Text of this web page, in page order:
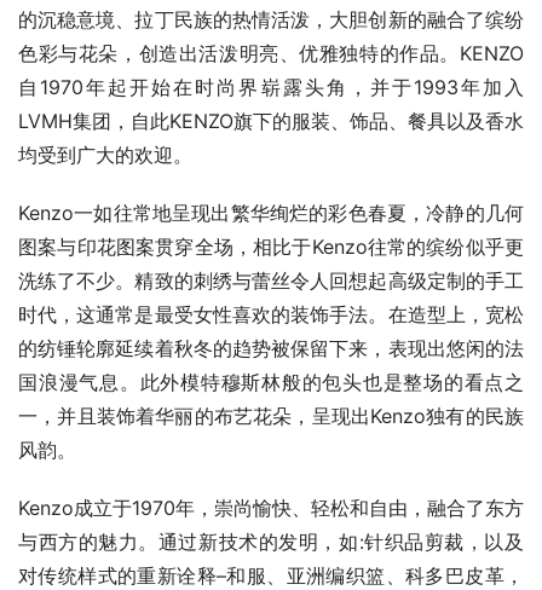
的沉稳意境、拉丁民族的热情活泼，大胆创新的融合了缤纷
色彩与花朵，创造出活泼明亮、优雅独特的作品。KENZO
自1970年起开始在时尚界崭露头角，并于1993年加入
LVMH集团，自此KENZO旗下的服装、饰品、餐具以及香水
均受到广大的欢迎。
Kenzo一如往常地呈现出繁华绚烂的彩色春夏，冷静的几何
图案与印花图案贯穿全场，相比于Kenzo往常的缤纷似乎更
洗练了不少。精致的刺绣与蕾丝令人回想起高级定制的手工
时代，这通常是最受女性喜欢的装饰手法。在造型上，宽松
的纺锤轮廓延续着秋冬的趋势被保留下来，表现出悠闲的法
国浪漫气息。此外模特穆斯林般的包头也是整场的看点之
一，并且装饰着华丽的布艺花朵，呈现出Kenzo独有的民族
风韵。
Kenzo成立于1970年，崇尚愉快、轻松和自由，融合了东方
与西方的魅力。通过新技术的发明，如:针织品剪裁，以及
对传统样式的重新诠释–和服、亚洲编织篮、科多巴皮革，